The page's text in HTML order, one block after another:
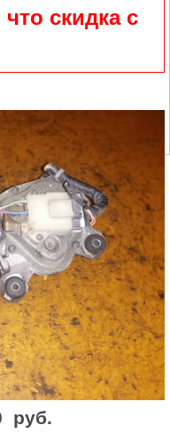
что скидка с
руб.